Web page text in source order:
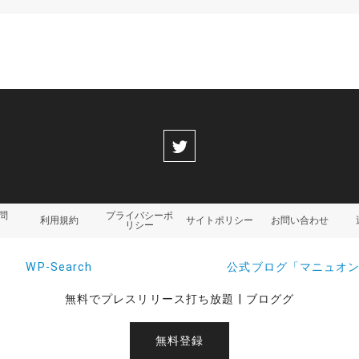
利用規約
プライバシーポ
リシー
サイトポリシー お問い合わせ
WP-Search 公式ブログ「マニュオン
無料でプレスリリース打ち放題 | ブロググ
無料登録